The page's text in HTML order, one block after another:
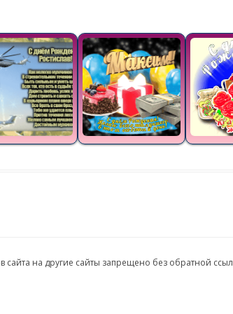
на другие сайты запрещено без обратной